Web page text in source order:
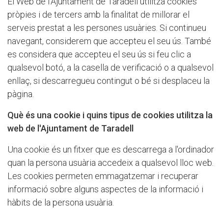
pròpies i de tercers amb la finalitat de millorar el
serveis prestat a les persones usuàries. Si continueu
navegant, considerem que accepteu el seu ús. També
es considera que accepteu el seu ús si feu clic a
qualsevol botó, a la casella de verificació o a qualsevol
enllaç, si descarregueu contingut o bé si desplaceu la
pàgina.
Què és una cookie i quins tipus de cookies utilitza la
web de l'Ajuntament de Taradell
Una cookie és un fitxer que es descarrega a l'ordinador
quan la persona usuària accedeix a qualsevol lloc web.
Les cookies permeten emmagatzemar i recuperar
informació sobre alguns aspectes de la informació i
hàbits de la persona usuària.